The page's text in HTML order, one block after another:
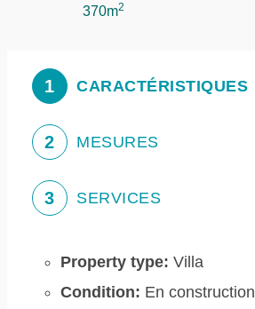
370m2
1 CARACTÉRISTIQUES
2 MESURES
3 SERVICES
Property type: Villa
Condition: En construction